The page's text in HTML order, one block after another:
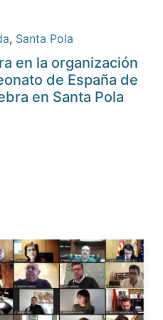
, Santa Pola
en la organización
de España de
en Santa Pola